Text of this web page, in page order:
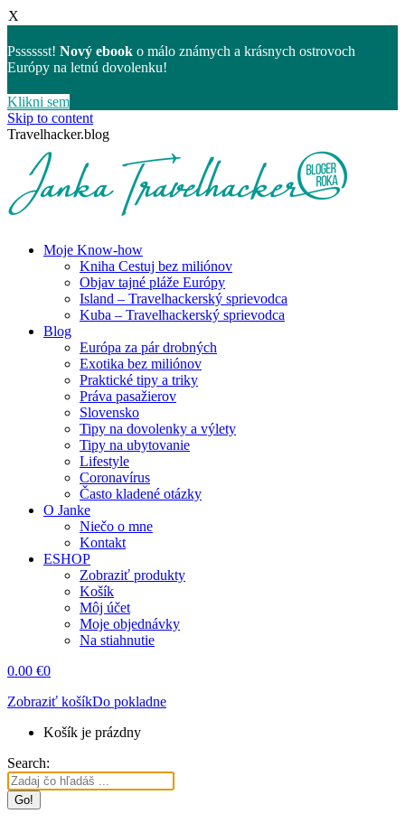
X
Psssssst! Nový ebook o málo známych a krásnych ostrovoch
Európy na letnú dovolenku!
Klikni sem
Skip to content
Travelhacker.blog
Moje Know-how
Kniha Cestuj bez miliónov
Objav tajné pláže Európy
Island – Travelhackerský sprievodca
Kuba – Travelhackerský sprievodca
Blog
Európa za pár drobných
Exotika bez miliónov
Praktické tipy a triky
Práva pasažierov
Slovensko
Tipy na dovolenky a výlety
Tipy na ubytovanie
Lifestyle
Coronavírus
Často kladené otázky
O Janke
Niečo o mne
Kontakt
ESHOP
Zobraziť produkty
Košík
Môj účet
Moje objednávky
Na stiahnutie
0.00 €0
Zobraziť košíkDo pokladne
Košík je prázdny
Search: